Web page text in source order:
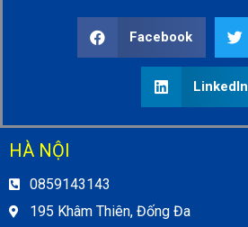
Facebook
LinkedIn
HÀ NỘI
0859143143
195 Khâm Thiên, Đống Đa